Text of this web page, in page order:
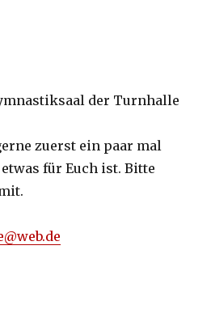
der Turnhalle
zuerst ein paar mal
für Euch ist. Bitte